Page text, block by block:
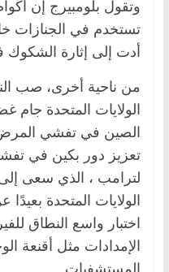
وتقول بلومبيرج إن
تستخدم في الجنازات
أدت إلى إثارة الشكوك
من ناحية أخرى، صب
الولايات المتحدة
الصين في تفشي
تعزيز دور بكين في
لترامب ، الذي سعى
الولايات المتحدة
اختبار واسع النطاق
الإمدادات مثل أقنعة
المستشفيات.